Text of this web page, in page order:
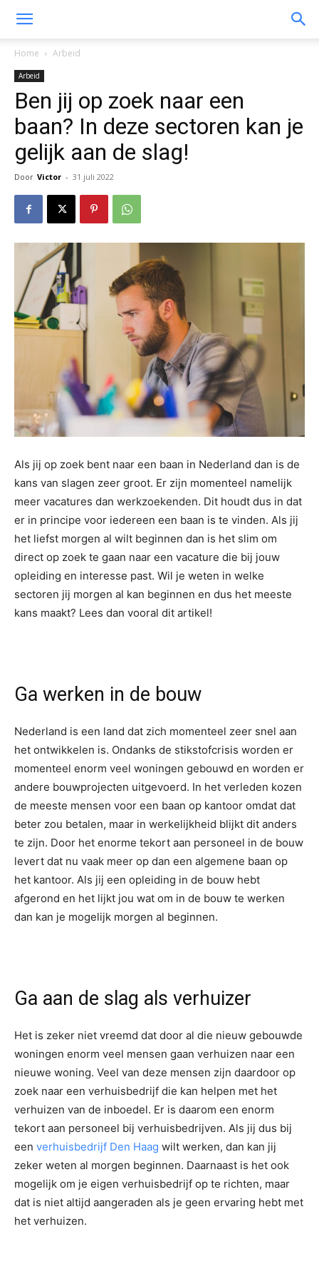
Home Arbeid
Arbeid
Ben jij op zoek naar een
baan? In deze sectoren kan je
gelijk aan de slag!
Door Victor - 31 juli 2022
Als jij op zoek bent naar een baan in Nederland dan is de
kans van slagen zeer groot. Er zijn momenteel namelijk
meer vacatures dan werkzoekenden. Dit houdt dus in dat
er in principe voor iedereen een baan is te vinden. Als jij
het liefst morgen al wilt beginnen dan is het slim om
direct op zoek te gaan naar een vacature die bij jouw
opleiding en interesse past. Wil je weten in welke
sectoren jij morgen al kan beginnen en dus het meeste
kans maakt? Lees dan vooral dit artikel!
Ga werken in de bouw
Nederland is een land dat zich momenteel zeer snel aan
het ontwikkelen is. Ondanks de stikstofcrisis worden er
momenteel enorm veel woningen gebouwd en worden er
andere bouwprojecten uitgevoerd. In het verleden kozen
de meeste mensen voor een baan op kantoor omdat dat
beter zou betalen, maar in werkelijkheid blijkt dit anders
te zijn. Door het enorme tekort aan personeel in de bouw
levert dat nu vaak meer op dan een algemene baan op
het kantoor. Als jij een opleiding in de bouw hebt
afgerond en het lijkt jou wat om in de bouw te werken
dan kan je mogelijk morgen al beginnen.
Ga aan de slag als verhuizer
Het is zeker niet vreemd dat door al die nieuw gebouwde
woningen enorm veel mensen gaan verhuizen naar een
nieuwe woning. Veel van deze mensen zijn daardoor op
zoek naar een verhuisbedrijf die kan helpen met het
verhuizen van de inboedel. Er is daarom een enorm
tekort aan personeel bij verhuisbedrijven. Als jij dus bij
een verhuisbedrijf Den Haag wilt werken, dan kan jij
zeker weten al morgen beginnen. Daarnaast is het ook
mogelijk om je eigen verhuisbedrijf op te richten, maar
dat is niet altijd aangeraden als je geen ervaring hebt met
het verhuizen.